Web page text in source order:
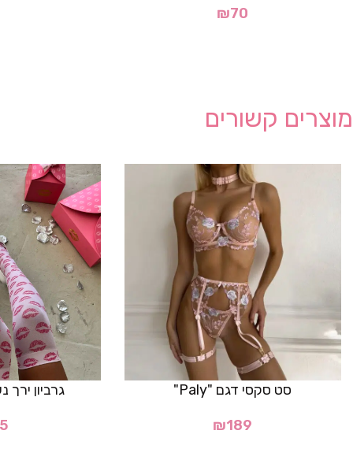
₪70
מוצרים קשורים
סט סקסי דגם "Paly"
₪189
גרביון